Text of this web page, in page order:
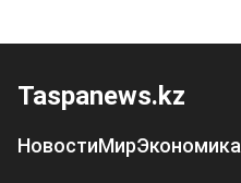
Taspanews.kz
НовостиМирЭкономика